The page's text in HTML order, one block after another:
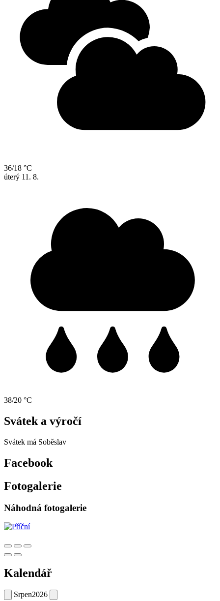
36/18 °C
úterý 11. 8.
38/20 °C
Svátek a výročí
Svátek má Soběslav
Facebook
Fotogalerie
Náhodná fotogalerie
Kalendář
Srpen2026